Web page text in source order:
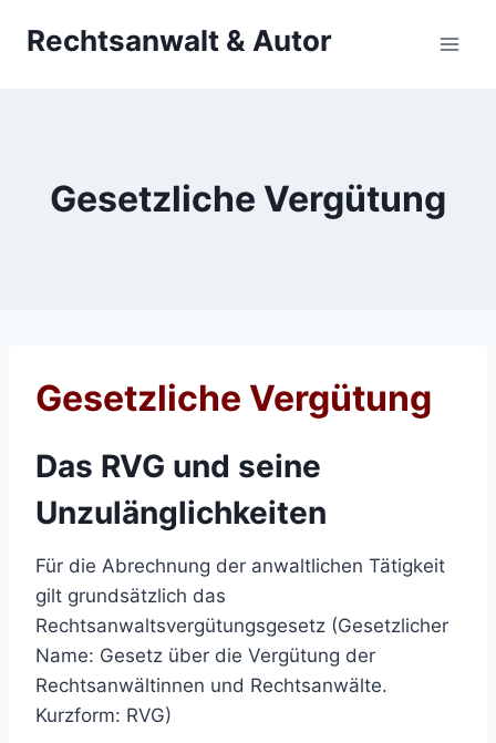
InhaltRechtsanwalt & Autor
Gesetzliche Vergütung
Gesetzliche Vergütung
Das RVG und seine
Unzulänglichkeiten
Für die Abrechnung der anwaltlichen Tätigkeit
gilt grundsätzlich das
Rechtsanwaltsvergütungsgesetz (Gesetzlicher
Name: Gesetz über die Vergütung der
Rechtsanwältinnen und Rechtsanwälte.
Kurzform: RVG)